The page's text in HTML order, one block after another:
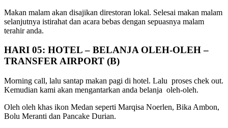
Makan malam akan disajikan direstoran lokal. Selesai makan malam
selanjutnya istirahat dan acara bebas dengan sepuasnya malam
terahir anda.
HARI 05: HOTEL – BELANJA OLEH-OLEH –
TRANSFER AIRPORT (B)
Morning call, lalu santap makan pagi di hotel. Lalu proses chek out.
Kemudian kami akan mengantarkan anda belanja oleh-oleh.
Oleh oleh khas ikon Medan seperti Marqisa Noerlen, Bika Ambon,
Bolu Meranti dan Pancake Durian.